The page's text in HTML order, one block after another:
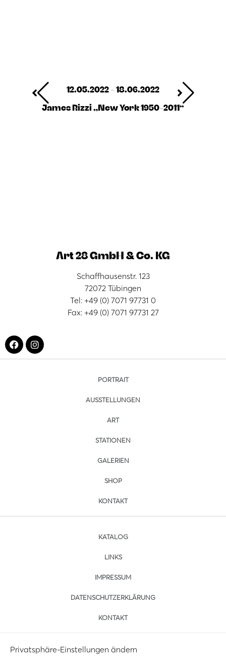
12.05.2022 - 18.06.2022
James Rizzi „New York 1950-2011“
Art 28 GmbH & Co. KG
Schaffhausenstr. 123
72072 Tübingen
Tel: +49 (0) 7071 97731 0
Fax: +49 (0) 7071 97731 27
PORTRAIT
AUSSTELLUNGEN
ART
STATIONEN
GALERIEN
SHOP
KONTAKT
KATALOG
LINKS
IMPRESSUM
DATENSCHUTZERKLÄRUNG
KONTAKT
Privatsphäre-Einstellungen ändern